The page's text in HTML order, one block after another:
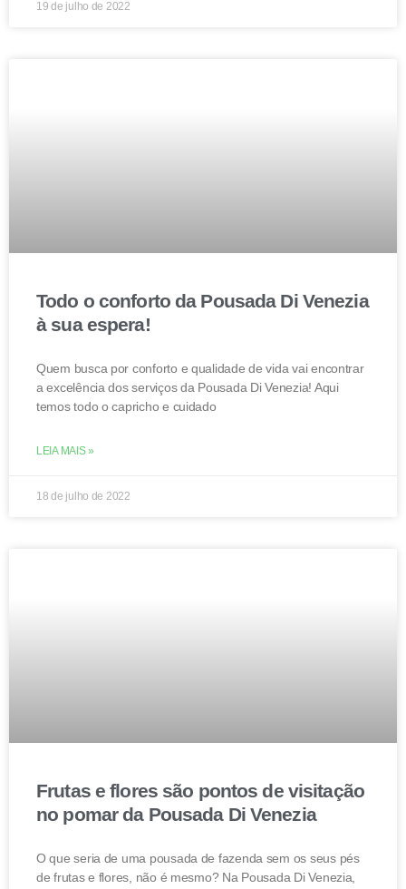
19 de julho de 2022
Todo o conforto da Pousada Di Venezia
à sua espera!
Quem busca por conforto e qualidade de vida vai encontrar
a excelência dos serviços da Pousada Di Venezia! Aqui
temos todo o capricho e cuidado
LEIA MAIS »
18 de julho de 2022
Frutas e flores são pontos de visitação
no pomar da Pousada Di Venezia
O que seria de uma pousada de fazenda sem os seus pés
de frutas e flores, não é mesmo? Na Pousada Di Venezia,